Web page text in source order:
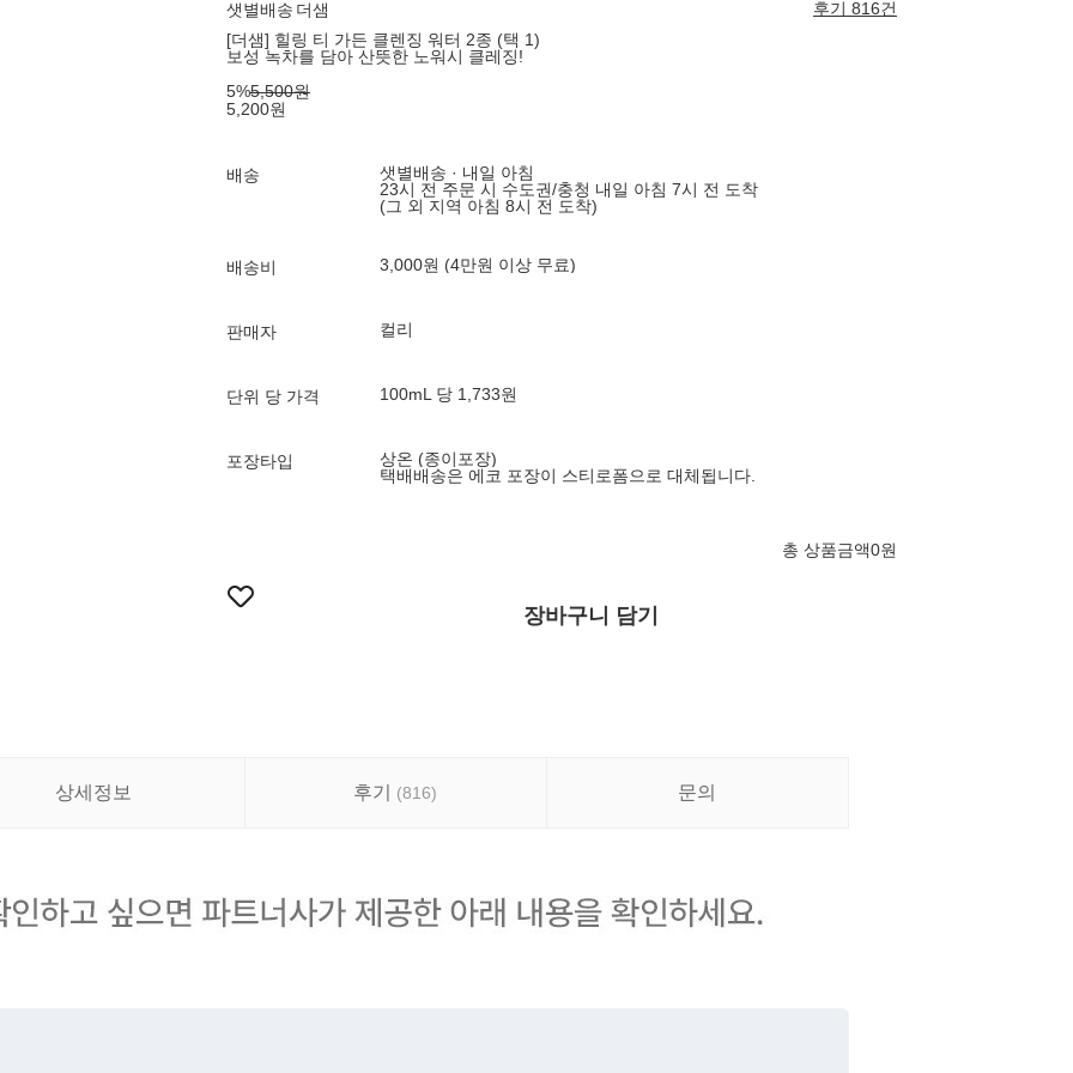
샛별배송 더샘
후기 816건
[더샘] 힐링 티 가든 클렌징 워터 2종 (택 1)
보성 녹차를 담아 산뜻한 노워시 클레징!
5%5,500원
5,200원
배송
샛별배송 · 내일 아침
23시 전 주문 시 수도권/충청 내일 아침 7시 전 도착
(그 외 지역 아침 8시 전 도착)
배송비 3,000원 (4만원 이상 무료)
판매자 컬리
단위 당 가격 100mL 당 1,733원
포장타입
상온 (종이포장)
택배배송은 에코 포장이 스티로폼으로 대체됩니다.
총 상품금액0원
장바구니 담기
상세정보 후기 (816) 문의